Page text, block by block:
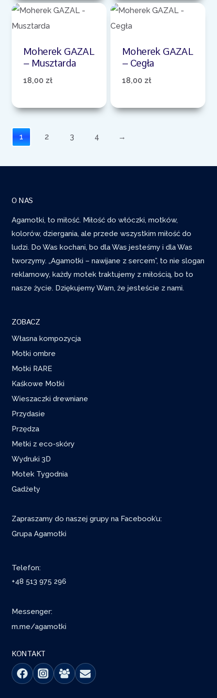
Moherek GAZAL
– Musztarda
18,00 zł
Moherek GAZAL
– Cegła
18,00 zł
1 2 3 4 →
O NAS
Agamotki, to miłość. Miłość do włóczki, motków,
kolorów, dziergania, ale przede wszystkim miłość do
ludzi. Do Was kochani, bo dla Was jesteśmy i dla Was
tworzymy. „Agamotki – nawijane z sercem”, to nie slogan
reklamowy, każdy motek traktujemy z miłością, bo to
nasze życie. Dziękujemy Wam, że jesteście z nami.
ZOBACZ
Własna kompozycja
Motki ombre
Motki RARE
Kaśkowe Motki
Wieszaczki drewniane
Przydasie
Przędza
Metki z eco-skóry
Wydruki 3D
Motek Tygodnia
Gadżety
Zapraszamy do naszej grupy na Facebook’u:
Grupa Agamotki
Telefon:
+48 513 975 296
Messenger:
m.me/agamotki
KONTAKT